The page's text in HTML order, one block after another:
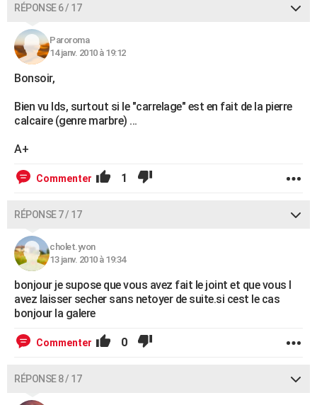
RÉPONSE 6 / 17
Paroroma
14 janv. 2010 à 19:12
Bonsoir,
Bien vu lds, surtout si le "carrelage" est en fait de la pierre
calcaire (genre marbre) ...
A+
Commenter 1
RÉPONSE 7 / 17
cholet.yvon
13 janv. 2010 à 19:34
bonjour je supose que vous avez fait le joint et que vous l
avez laisser secher sans netoyer de suite.si cest le cas
bonjour la galere
Commenter 0
RÉPONSE 8 / 17